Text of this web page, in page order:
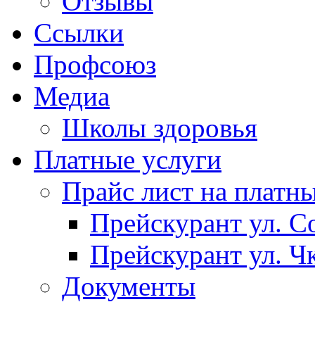
Ссылки
Профсоюз
Медиа
Школы здоровья
Платные услуги
Прайс лист на
Прейскурант ул.
Прейскурант ул.
Документы